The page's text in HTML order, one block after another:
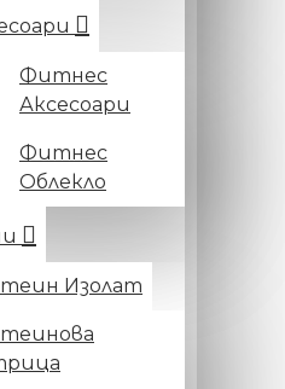
Фитнес
Аксесоари
Фитнес
Облекло
Изолат